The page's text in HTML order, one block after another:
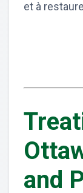
et à
and